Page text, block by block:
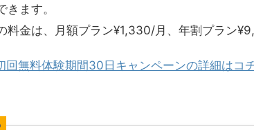
ます。
料金は、月額プラン¥1,330/月、年割プラン
回無料体験期間30日キャンペーンの詳細はコチ